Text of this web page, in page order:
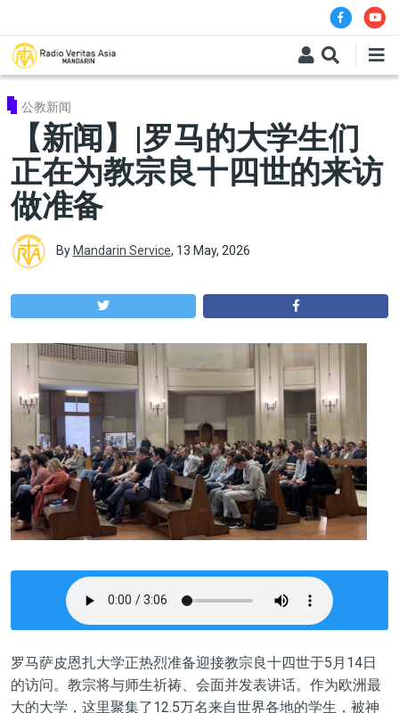
公教新闻
【新闻】|罗马的大学生们
正在为教宗良十四世的来访
做准备
By Mandarin Service, 13 May, 2026
罗马萨皮恩扎大学正热烈准备迎接教宗良十四世于5月14日
的访问。教宗将与师生祈祷、会面并发表讲话。作为欧洲最
大的大学，这里聚集了12.5万名来自世界各地的学生，被神